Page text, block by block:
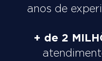
anos de
+ de 2